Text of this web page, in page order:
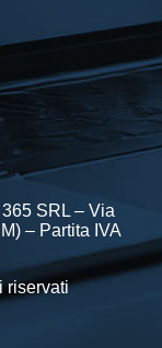
SRL – Via
– Partita IVA
riservati